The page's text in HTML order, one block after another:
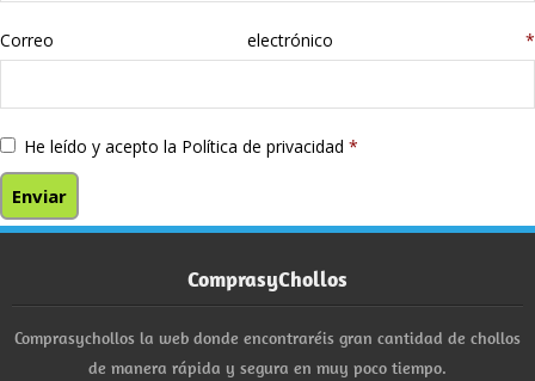
Correo electrónico *
He leído y acepto la Política de privacidad *
ComprasyChollos
Comprasychollos la web donde encontraréis gran cantidad de chollos
de manera rápida y segura en muy poco tiempo.